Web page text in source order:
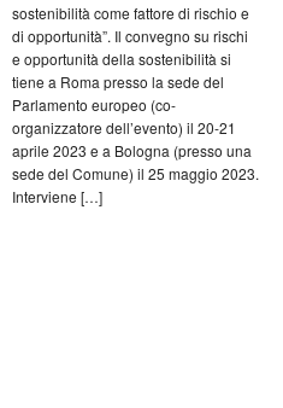
sostenibilità come fattore di rischio e
di opportunità”. Il convegno su rischi
e opportunità della sostenibilità si
tiene a Roma presso la sede del
Parlamento europeo (co-
organizzatore dell’evento) il 20-21
aprile 2023 e a Bologna (presso una
sede del Comune) il 25 maggio 2023.
Interviene […]